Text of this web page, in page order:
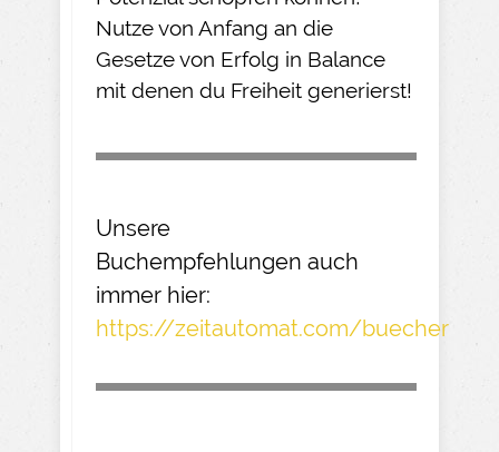
Nutze von Anfang an die
Gesetze von Erfolg in Balance
mit denen du Freiheit generierst!
Unsere
Buchempfehlungen auch
immer hier:
https://zeitautomat.com/buecher